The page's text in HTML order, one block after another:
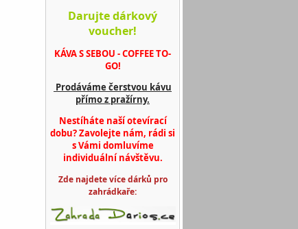
Darujte dárkový
voucher!
KÁVA S SEBOU - COFFEE TO-
GO!
Prodáváme čerstvou kávu
přímo z pražírny.
Nestíháte naší otevírací
dobu? Zavolejte nám, rádi si
s Vámi domluvíme
individuální návštěvu.
Zde najdete více dárků pro
zahrádkaře: